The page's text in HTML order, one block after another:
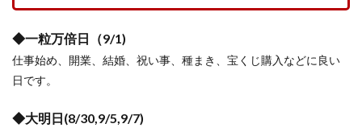
◆一粒万倍日（9/1)
仕事始め、開業、結婚、祝い事、種まき、宝くじ購入などに良い
日です。
◆大明日(8/30,9/5,9/7)